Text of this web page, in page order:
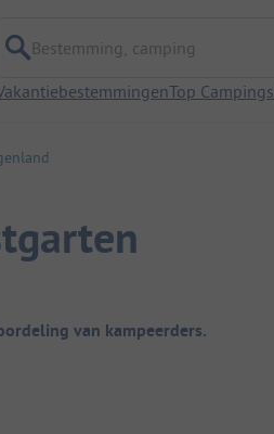
Bestemming, camping
Top Campings
van kampeerders.